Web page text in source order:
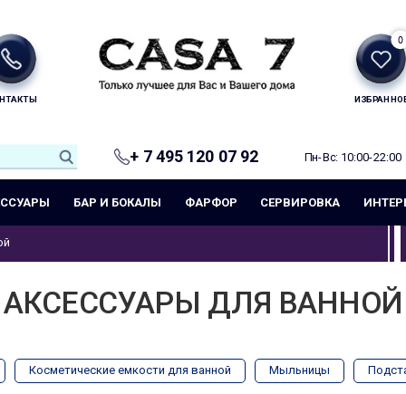
0
+ 7 495 120 07 92 Пн-Вс: 10:00-22:00
БАР И БОКАЛЫ ФАРФОР СЕРВИРОВКА
АКСЕССУАРЫ ДЛЯ ВАННОЙ
Косметические емкости для ванной Мыльницы